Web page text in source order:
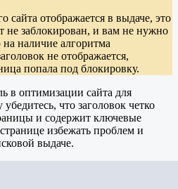
сайта отображается в выдаче, это
не заблокирован, и вам не нужно
на наличие алгоритма
не отображается,
попала под блокировку.
в оптимизации сайта для
что заголовок четко
и содержит ключевые
избежать проблем и
выдаче.